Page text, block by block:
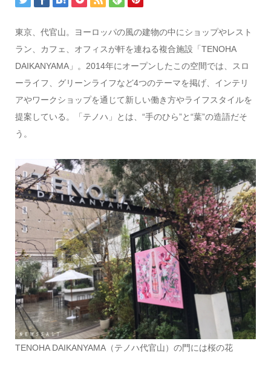
東京、代官山。ヨーロッパの風の建物の中にショップやレスト
ラン、カフェ、オフィスが軒を連ねる複合施設「TENOHA
DAIKANYAMA」。2014年にオープンしたこの空間では、スロ
ーライフ、グリーンライフなど4つのテーマを掲げ、インテリ
アやワークショップを通じて新しい働き方やライフスタイルを
提案している。「テノハ」とは、“手のひら”と“葉”の造語だそ
う。
TENOHA DAIKANYAMA（テノハ代官山）の門には桜の花